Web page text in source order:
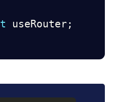
useRouter;